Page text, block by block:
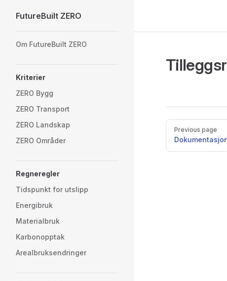
Skip to content
FutureBuilt ZERO
Om FutureBuilt ZERO
Kriterier
ZERO Bygg
ZERO Transport
ZERO Landskap
ZERO Områder
Regneregler
Tidspunkt for utslipp
Energibruk
Materialbruk
Karbonopptak
Arealbruksendringer
Pager
Previous page